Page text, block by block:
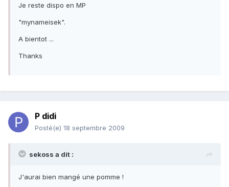
Je reste dispo en MP
"mynameisek".
A bientot ...
Thanks
P didi
Posté(e) 18 septembre 2009
sekoss a dit :
J'aurai bien mangé une pomme !